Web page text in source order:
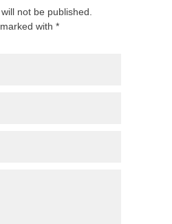
not be published.
with *